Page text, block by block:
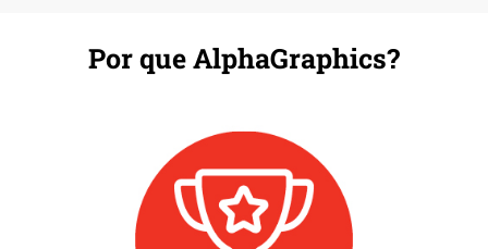
Por que AlphaGraphics?